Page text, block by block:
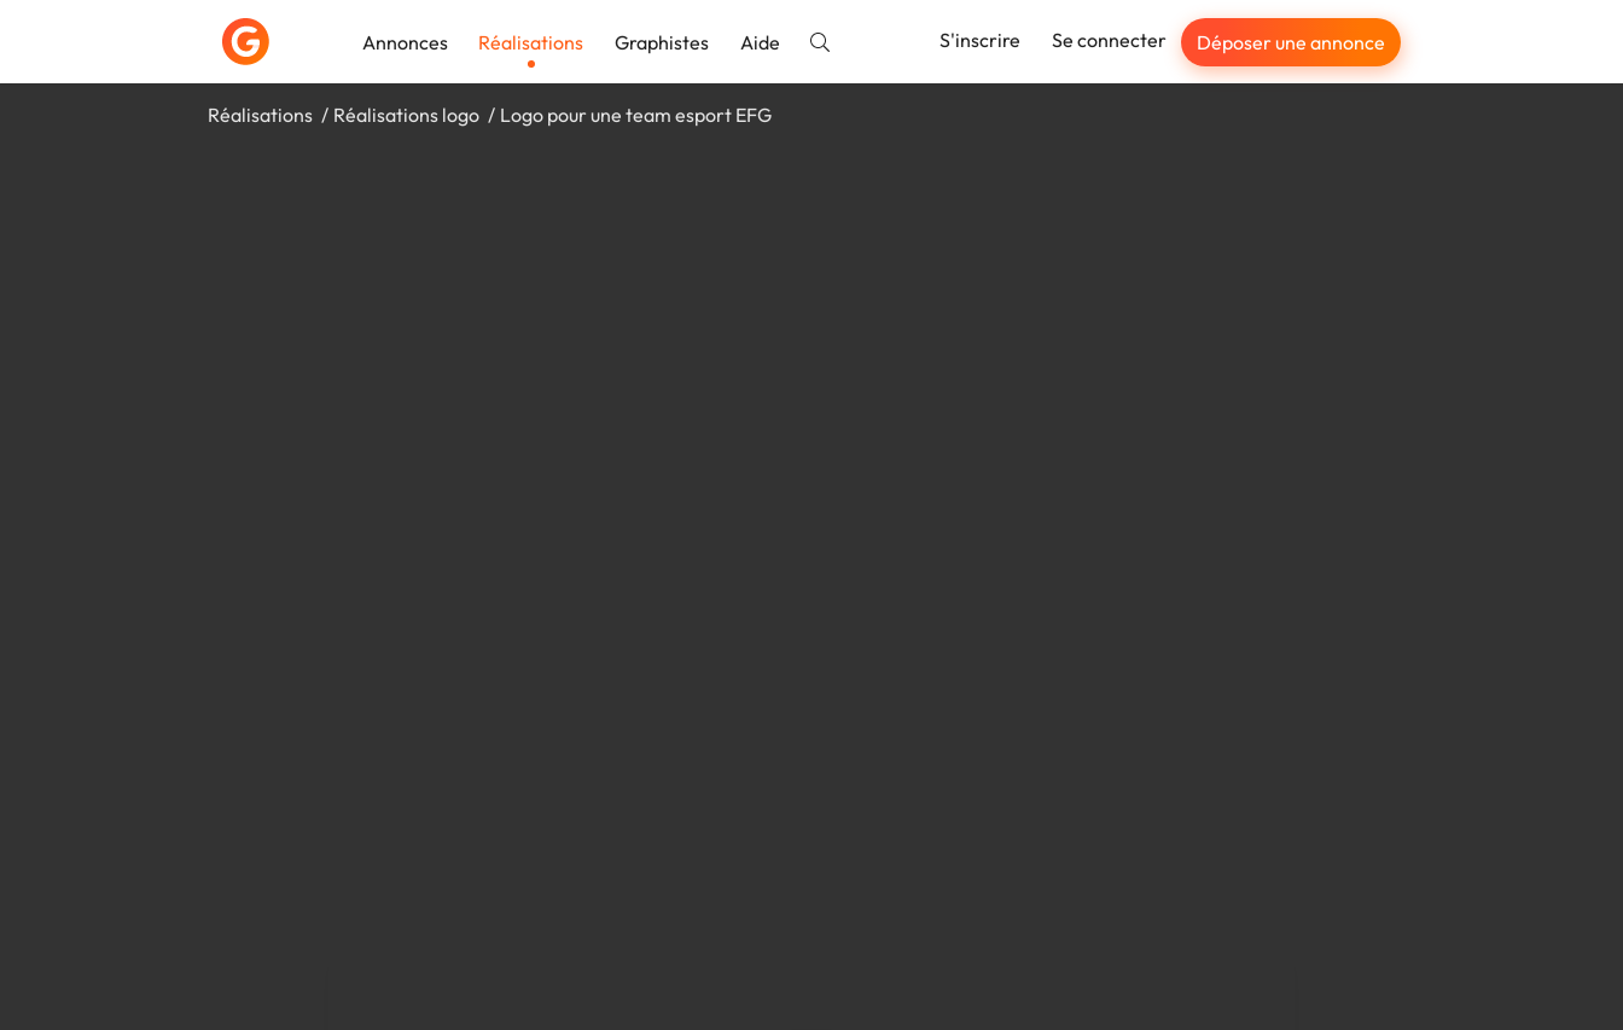
Annonces Réalisations Graphistes Aide S'inscrire Se connecter Déposer une annonce
Réalisations Réalisations logo Logo pour une team esport EFG